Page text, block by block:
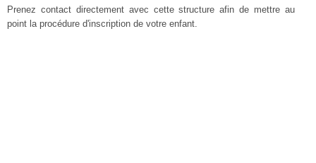
Prenez contact directement avec cette structure afin de mettre au
point la procédure d'inscription de votre enfant.